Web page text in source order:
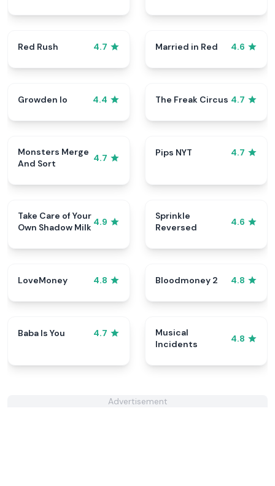
Red Rush 4.7 Married in Red 4.6
Growden Io 4.4 The Freak Circus 4.7
Monsters Merge
And Sort
4.7
Pips NYT 4.7
Take Care of Your
Own Shadow Milk 4.9
Sprinkle
Reversed
4.6
LoveMoney 4.8 Bloodmoney 2 4.8
Baba Is You 4.7
Musical
Incidents
4.8
Advertisement